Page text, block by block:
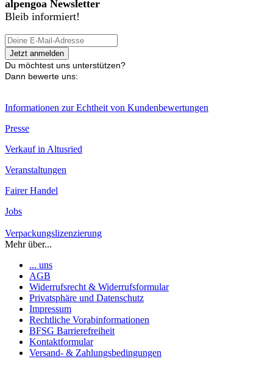
alpengoa Newsletter
Bleib informiert!
Du möchtest uns unterstützen?
Dann bewerte uns:
Informationen zur Echtheit von Kundenbewertungen
Presse
Verkauf in Altusried
Veranstaltungen
Fairer Handel
Jobs
Verpackungslizenzierung
Mehr über...
... uns
AGB
Widerrufsrecht & Widerrufsformular
Privatsphäre und Datenschutz
Impressum
Rechtliche Vorabinformationen
BFSG Barrierefreiheit
Kontaktformular
Versand- & Zahlungsbedingungen